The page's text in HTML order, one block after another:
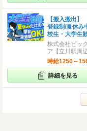
【搬入搬出】
登録制/夏休
校生・大学生
株式会社ビッ
ア【立川駅周
時給1250～
詳細を見る